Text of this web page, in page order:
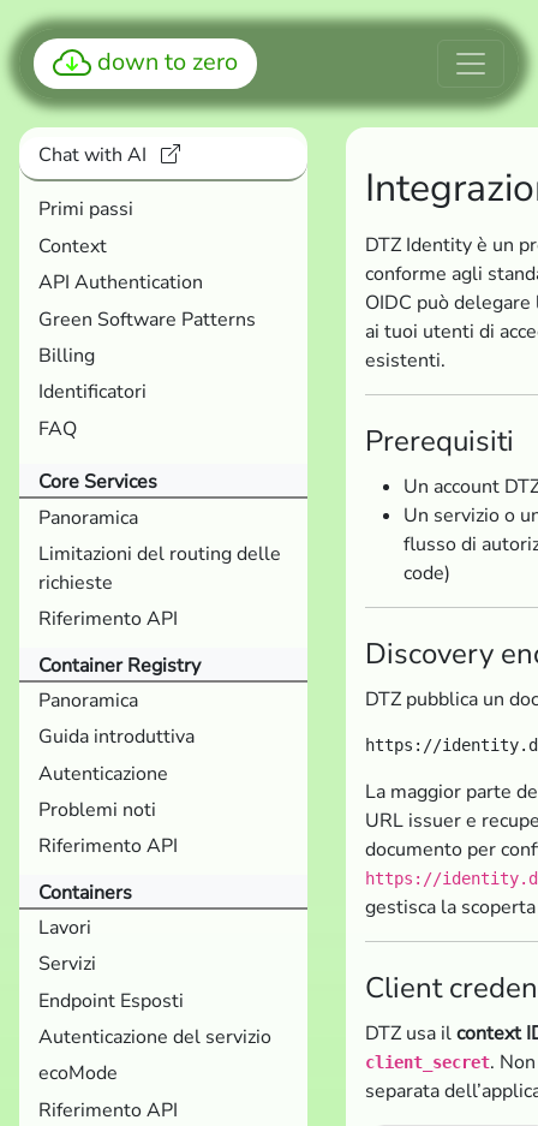
down to zero
Chat with AI
Primi passi
Context
API Authentication
Green Software Patterns
Billing
Identificatori
FAQ
Core Services
Panoramica
Limitazioni del routing delle
richieste
Riferimento API
Container Registry
Panoramica
Guida introduttiva
Autenticazione
Problemi noti
Riferimento API
Containers
Lavori
Servizi
Endpoint Esposti
Autenticazione del servizio
ecoMode
Riferimento API
DTZ Identity è un
conforme agli
OIDC può
ai tuoi utenti di
esistenti.
Prerequisiti
Un account
Un servizio o
flusso di
code)
Discovery
DTZ pubblica un
La maggior parte
URL issuer e
documento per
https://
gestisca la
Client
DTZ usa ilcontext
client_secret.
separata